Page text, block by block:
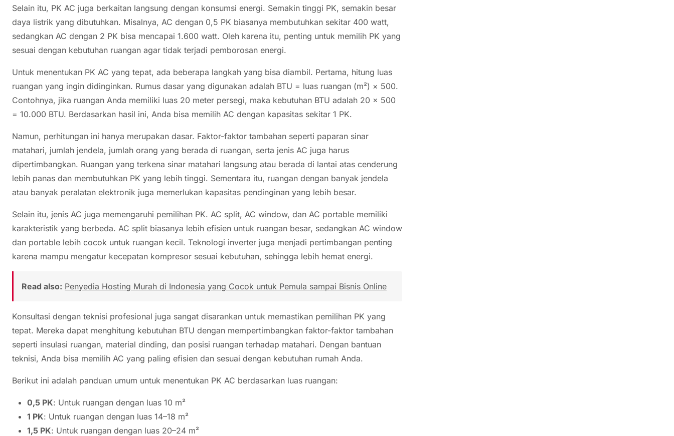
Selain itu, PK AC juga berkaitan langsung dengan konsumsi energi. Semakin tinggi PK, semakin besar
daya listrik yang dibutuhkan. Misalnya, AC dengan 0,5 PK biasanya membutuhkan sekitar 400 watt,
sedangkan AC dengan 2 PK bisa mencapai 1.600 watt. Oleh karena itu, penting untuk memilih PK yang
sesuai dengan kebutuhan ruangan agar tidak terjadi pemborosan energi.
Untuk menentukan PK AC yang tepat, ada beberapa langkah yang bisa diambil. Pertama, hitung luas
ruangan yang ingin didinginkan. Rumus dasar yang digunakan adalah BTU = luas ruangan (m²) × 500.
Contohnya, jika ruangan Anda memiliki luas 20 meter persegi, maka kebutuhan BTU adalah 20 × 500
= 10.000 BTU. Berdasarkan hasil ini, Anda bisa memilih AC dengan kapasitas sekitar 1 PK.
Namun, perhitungan ini hanya merupakan dasar. Faktor-faktor tambahan seperti paparan sinar
matahari, jumlah jendela, jumlah orang yang berada di ruangan, serta jenis AC juga harus
dipertimbangkan. Ruangan yang terkena sinar matahari langsung atau berada di lantai atas cenderung
lebih panas dan membutuhkan PK yang lebih tinggi. Sementara itu, ruangan dengan banyak jendela
atau banyak peralatan elektronik juga memerlukan kapasitas pendinginan yang lebih besar.
Selain itu, jenis AC juga memengaruhi pemilihan PK. AC split, AC window, dan AC portable memiliki
karakteristik yang berbeda. AC split biasanya lebih efisien untuk ruangan besar, sedangkan AC window
dan portable lebih cocok untuk ruangan kecil. Teknologi inverter juga menjadi pertimbangan penting
karena mampu mengatur kecepatan kompresor sesuai kebutuhan, sehingga lebih hemat energi.
Read also: Penyedia Hosting Murah di Indonesia yang Cocok untuk Pemula sampai Bisnis Online
Konsultasi dengan teknisi profesional juga sangat disarankan untuk memastikan pemilihan PK yang
tepat. Mereka dapat menghitung kebutuhan BTU dengan mempertimbangkan faktor-faktor tambahan
seperti insulasi ruangan, material dinding, dan posisi ruangan terhadap matahari. Dengan bantuan
teknisi, Anda bisa memilih AC yang paling efisien dan sesuai dengan kebutuhan rumah Anda.
Berikut ini adalah panduan umum untuk menentukan PK AC berdasarkan luas ruangan:
0,5 PK: Untuk ruangan dengan luas 10 m²
1 PK: Untuk ruangan dengan luas 14–18 m²
1,5 PK: Untuk ruangan dengan luas 20–24 m²